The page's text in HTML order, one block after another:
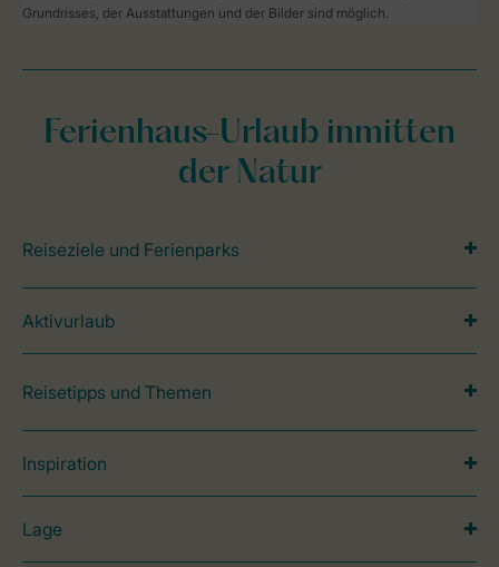
Grundrisses, der Ausstattungen und der Bilder sind möglich.
Ferienhaus-Urlaub inmitten
der Natur
Reiseziele und Ferienparks
Aktivurlaub
Reisetipps und Themen
Inspiration
Lage